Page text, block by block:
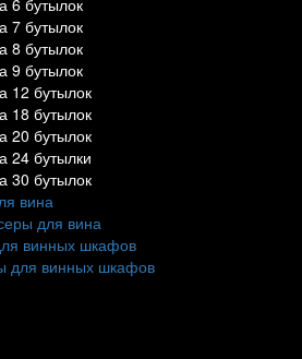
7 бутылок
8 бутылок
9 бутылок
12 бутылок
18 бутылок
20 бутылок
24 бутылки
30 бутылок
вина
для вина
винных шкафов
для винных шкафов